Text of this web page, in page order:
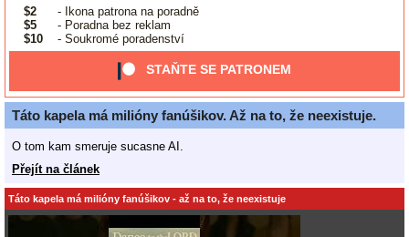
$2
- Ikona patrona na poradně
$5
- Poradna bez reklam
$10
- Soukromé poradenství
STAŇTE SE PATRONEM
Táto kapela má milióny fanúšikov. Až na to, že neexistuje.
O tom kam smeruje sucasne AI.
Přejít na článek
Táto kapela má milióny fanúšikov - až na to, že neexistuje